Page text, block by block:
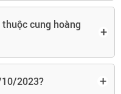
cung hoàng
+
2023? +